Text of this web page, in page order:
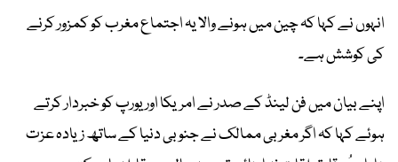
انہوں نے کہا کہ چین میں ہونے والا یہ اجتماع مغرب کو کمزور کرنے
کی کوشش ہے۔
اپنے بیان میں فن لینڈ کے صدر نے امریکا اور یورپ کو خبردار کرتے
ہوئے کہا کہ اگر مغربی ممالک نے جنوبی دنیا کے ساتھ زیادہ عزت